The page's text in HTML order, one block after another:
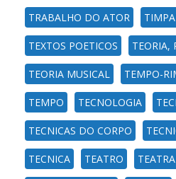
TRABALHO DO ATOR
TEXTOS POETICOS TEORIA,
TEORIA MUSICAL TEMPO-
TEMPO TECNOLOGIA
TECNICAS DO CORPO
TECNICA TEATRO